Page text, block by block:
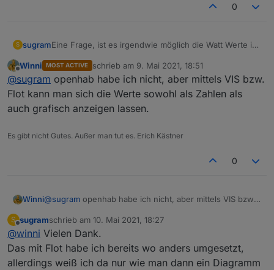
0
S sugramEine Frage, ist es irgendwie möglich die Watt Werte im
automatisch akualisiert?
Winni MOST ACTIVE schrieb am 9. Mai 2021, 18:51
zuletzt editiert von
@sugram openhab habe ich nicht, aber mittels VIS bzw.
Flot kann man sich die Werte sowohl als Zahlen als
auch grafisch anzeigen lassen.
Es gibt nicht Gutes. Außer man tut es. Erich Kästner
0
Winni@sugram openhab habe ich nicht, aber mittels VIS bzw.
grafisch anzeigen lassen.
S
Offline
sugramschrieb am 10. Mai 2021, 18:27
zuletzt editiert von
@winni Vielen Dank.
Das mit Flot habe ich bereits wo anders umgesetzt,
allerdings weiß ich da nur wie man dann ein Diagramm